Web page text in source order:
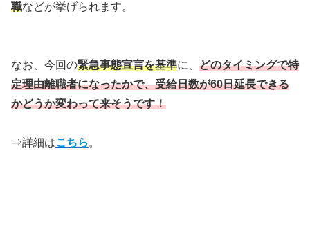
職などが挙げられます。
なお、今回の緊急事態宣言を基準に、 どのタイミングで特
定理由離職者になったかで、受給日数が60日延長できる
かどうか変わって来そうです！
⇒詳細はこちら 。